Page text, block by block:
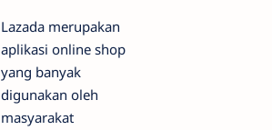
Lazada merupakan
aplikasi online shop
yang banyak
digunakan oleh
masyarakat